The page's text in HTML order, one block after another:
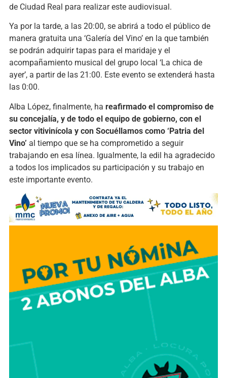
de Ciudad Real para realizar este audiovisual.
Ya por la tarde, a las 20:00, se abrirá a todo el público de
manera gratuita una ‘Galería del Vino’ en la que también
se podrán adquirir tapas para el maridaje y el
acompañamiento musical del grupo local ‘La chica de
ayer’, a partir de las 21:00. Este evento se extenderá hasta
las 0:00.
Alba López, finalmente, ha reafirmado el compromiso de
su concejalía, y de todo el equipo de gobierno, con el
sector vitivinícola y con Socuéllamos como ‘Patria del
Vino’ al tiempo que se ha comprometido a seguir
trabajando en esa línea. Igualmente, la edil ha agradecido
a todos los implicados su participación y su trabajo en
este importante evento.